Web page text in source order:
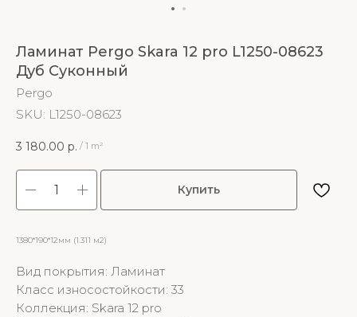
Ламинат Pergo Skara 12 pro L1250-08623
Дуб Суконный
Pergo
SKU: L1250-08623
3 180.00 р. / 1 m²
Купить
1380*190*12мм (1.311 м2)
Вид покрытия: Ламинат
Класс износостойкости: 33
Коллекция: Skara 12 pro